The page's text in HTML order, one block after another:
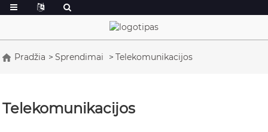
Pradžia Sprendimai Telekomunikacijos
Telekomunikacijos